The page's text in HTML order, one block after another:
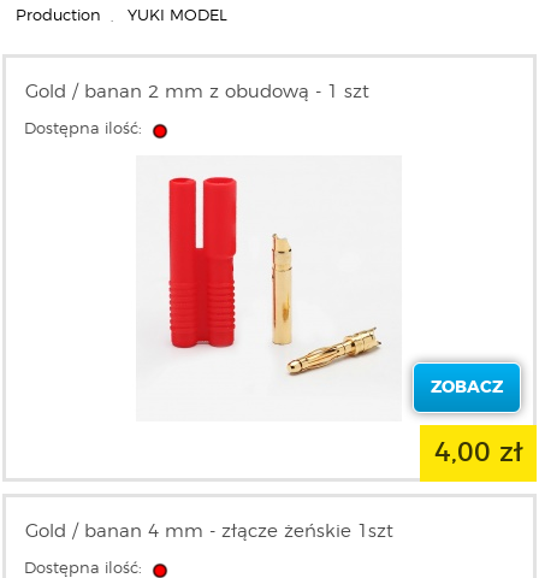
Production
YUKI MODEL
Gold / banan 2 mm z obudową - 1 szt
Dostępna ilość:
ZOBACZ
4,00 zł
Gold / banan 4 mm - złącze żeńskie 1szt
Dostępna ilość: